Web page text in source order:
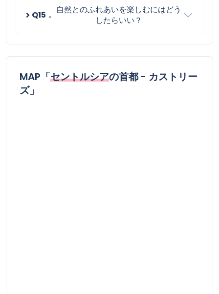
Q15． 自然とのふれあいを楽しむにはどう
したらいい？
MAP「セントルシアの首都 - カストリー
ズ」